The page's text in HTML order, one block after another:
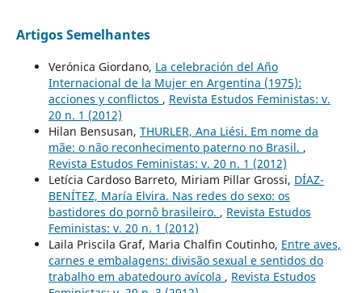
Artigos Semelhantes
Verónica Giordano, La celebración del Año
Internacional de la Mujer en Argentina (1975):
acciones y conflictos , Revista Estudos Feministas: v.
20 n. 1 (2012)
Hilan Bensusan, THURLER, Ana Liési. Em nome da
mãe: o não reconhecimento paterno no Brasil. ,
Revista Estudos Feministas: v. 20 n. 1 (2012)
Letícia Cardoso Barreto, Miriam Pillar Grossi, DÍAZ-
BENÍTEZ, María Elvira. Nas redes do sexo: os
bastidores do pornô brasileiro. , Revista Estudos
Feministas: v. 20 n. 1 (2012)
Laila Priscila Graf, Maria Chalfin Coutinho, Entre aves,
carnes e embalagens: divisão sexual e sentidos do
trabalho em abatedouro avícola , Revista Estudos